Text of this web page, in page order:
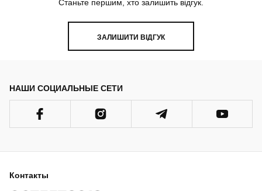
Станьте першим, хто залишить відгук.
ЗАЛИШИТИ ВІДГУК
НАШИ СОЦИАЛЬНЫЕ СЕТИ
Контакты